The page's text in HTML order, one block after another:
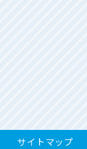
サイトマップ